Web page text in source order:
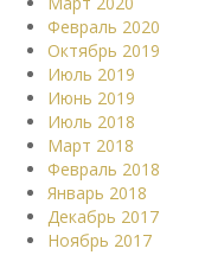
Февраль 2020
Октябрь 2019
Июль 2019
Июнь 2019
Июль 2018
Март 2018
Февраль 2018
Январь 2018
Декабрь 2017
Ноябрь 2017